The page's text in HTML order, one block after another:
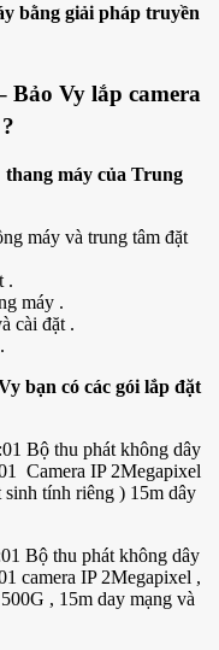
bằng giải pháp truyền
Vy lắp camera
máy của Trung
máy và trung tâm đặt
.
máy .
cài đặt .
bạn có các gói lắp đặt
Bộ thu phát không dây
Camera IP 2Megapixel
tính riêng ) 15m dây
Bộ thu phát không dây
camera IP 2Megapixel ,
, 15m day mạng và